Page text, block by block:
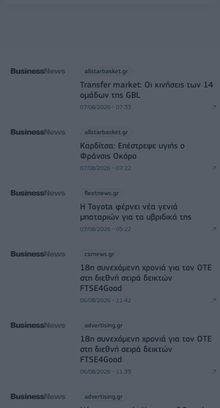
allstarbasket.gr
Transfer market: Οι κινήσεις των 14
ομάδων της GBL
07/08/2026 - 07:33
allstarbasket.gr
Καρδίτσα: Επέστρεψε υγιής ο
Φράνσις Οκόρο
07/08/2026 - 07:22
fleetnews.gr
Η Toyota φέρνει νέα γενιά
μπαταριών για τα υβριδικά της
07/08/2026 - 05:22
csrnews.gr
18η συνεχόμενη χρονιά για τον ΟΤΕ
στη διεθνή σειρά δεικτών
FTSE4Good
06/08/2026 - 11:42
advertising.gr
18η συνεχόμενη χρονιά για τον ΟΤΕ
στη διεθνή σειρά δεικτών
FTSE4Good
06/08/2026 - 11:39
advertising.gr